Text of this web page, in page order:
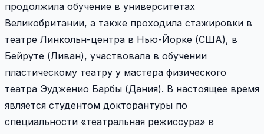
продолжила обучение в университетах
Великобритании, а также проходила стажировки в
театре Линкольн-центра в Нью-Йорке (США), в
Бейруте (Ливан), участвовала в обучении
пластическому театру у мастера физического
театра Эудженио Барбы (Дания). В настоящее время
является студентом докторантуры по
специальности «театральная режиссура» в